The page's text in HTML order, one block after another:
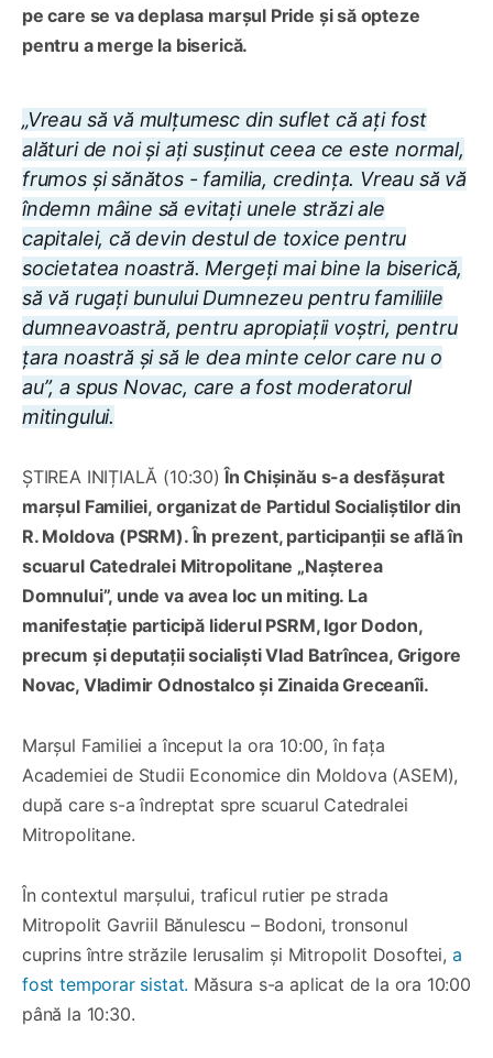
pe care se va deplasa marșul Pride și să opteze
pentru a merge la biserică.
„Vreau să vă mulțumesc din suflet că ați fost
alături de noi și ați susținut ceea ce este normal,
frumos și sănătos - familia, credința. Vreau să vă
îndemn mâine să evitați unele străzi ale
capitalei, că devin destul de toxice pentru
societatea noastră. Mergeți mai bine la biserică,
să vă rugați bunului Dumnezeu pentru familiile
dumneavoastră, pentru apropiații voștri, pentru
țara noastră și să le dea minte celor care nu o
au”, a spus Novac, care a fost moderatorul
mitingului.
ȘTIREA INIȚIALĂ (10:30) În Chișinău s-a desfășurat
marșul Familiei, organizat de Partidul Socialiștilor din
R. Moldova (PSRM). În prezent, participanții se află în
scuarul Catedralei Mitropolitane „Nașterea
Domnului”, unde va avea loc un miting. La
manifestație participă liderul PSRM, Igor Dodon,
precum și deputații socialiști Vlad Batrîncea, Grigore
Novac, Vladimir Odnostalco și Zinaida Greceanîi.
Marșul Familiei a început la ora 10:00, în fața
Academiei de Studii Economice din Moldova (ASEM),
după care s-a îndreptat spre scuarul Catedralei
Mitropolitane.
În contextul marșului, traficul rutier pe strada
Mitropolit Gavriil Bănulescu – Bodoni, tronsonul
cuprins între străzile Ierusalim și Mitropolit Dosoftei, a
fost temporar sistat. Măsura s-a aplicat de la ora 10:00
până la 10:30.